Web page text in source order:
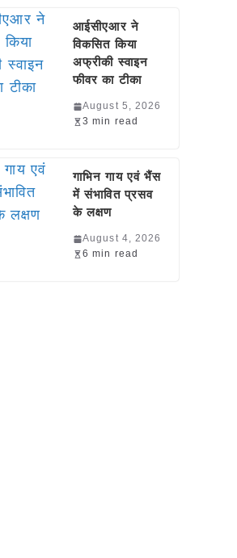
आईसीएआर ने
विकसित किया
अफ्रीकी स्वाइन
फीवर का टीका
August 5, 2026
3 min read
गाभिन गाय एवं भैंस
में संभावित प्रसव
के लक्षण
August 4, 2026
6 min read